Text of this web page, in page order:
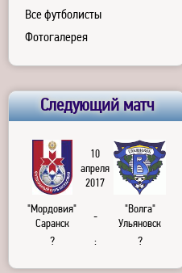
Все футболисты
Фотогалерея
Следующий матч
10
апреля
2017
"Мордовия"
Саранск
-
"Волга"
Ульяновск
?
: ?